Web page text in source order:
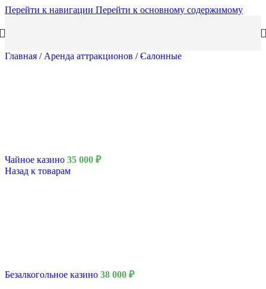
Перейти к навигации Перейти к основному содержимому
Главная / Аренда аттракционов / Салонные
Чайное казино 35 000 ₽
Назад к товарам
Безалкогольное казино 38 000 ₽